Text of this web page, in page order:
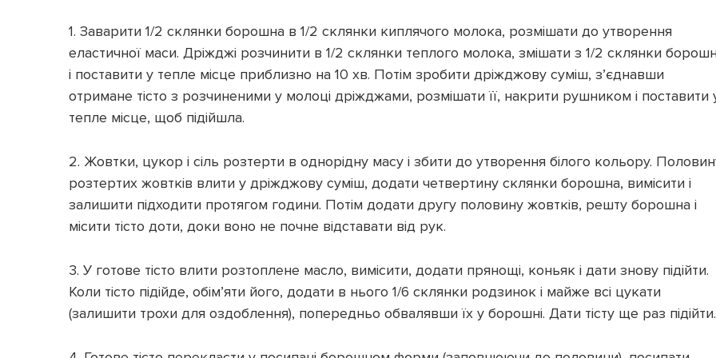
1. Заварити 1/2 склянки борошна в 1/2 склянки киплячого молока, розмішати до утворення
еластичної маси. Дріжджі розчинити в 1/2 склянки теплого молока, змішати з 1/2 склянки
і поставити у тепле місце приблизно на 10 хв. Потім зробити дріжджову суміш, з’єднавши
отримане тісто з розчиненими у молоці дріжджами, розмішати її, накрити рушником і поставити
тепле місце, щоб підійшла.
2. Жовтки, цукор і сіль розтерти в однорідну масу і збити до утворення білого кольору.
розтертих жовтків влити у дріжджову суміш, додати четвертину склянки борошна, вимісити і
залишити підходити протягом години. Потім додати другу половину жовтків, решту борошна і
місити тісто доти, доки воно не почне відставати від рук.
3. У готове тісто влити розтоплене масло, вимісити, додати прянощі, коньяк і дати знову підійти.
Коли тісто підійде, обім’яти його, додати в нього 1/6 склянки родзинок і майже всі цукати
(залишити трохи для оздоблення), попередньо обвалявши їх у борошні. Дати тісту ще раз підійти.